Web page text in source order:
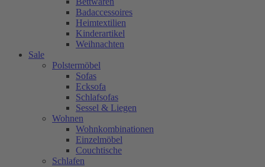
Badaccessoires
Heimtextilien
Kinderartikel
Weihnachten
Sale
Polstermöbel
Sofas
Ecksofa
Schlafsofas
Sessel & Liegen
Wohnen
Wohnkombinationen
Einzelmöbel
Couchtische
Schlafen